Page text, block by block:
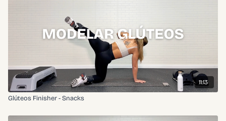
11:13
Glúteos Finisher - Snacks